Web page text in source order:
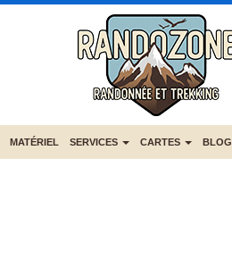
MATÉRIEL SERVICES CARTES BLOG